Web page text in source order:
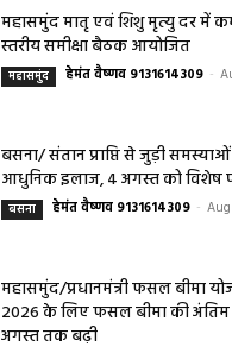
Uncategorized हेमंत वैष्णव
August 4, 2026
महासमुंद मातृ एवं शिशु मृत्यु दर में
महासमुंद हेमंत वैष्णव 9131614309 -
बसना हेमंत वैष्णव 9131614309 -